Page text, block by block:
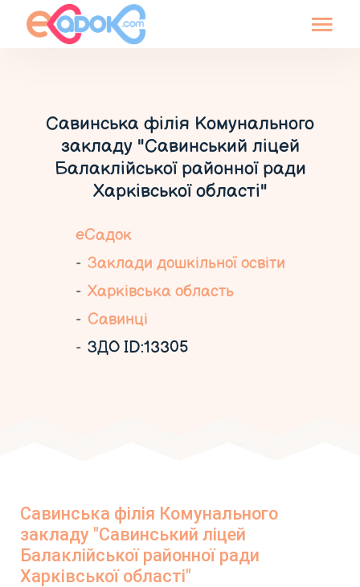
Савинська філія Комунального
закладу "Савинський ліцей
Балаклійської районної ради
Харківської області"
еСадок
Заклади дошкільної освіти
Харківська область
Савинці
ЗДО ID:13305
Савинська філія Комунального
закладу "Савинський ліцей
Балаклійської районної ради
Харківської області"